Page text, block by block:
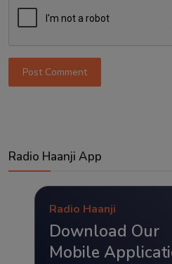
Post Comment
Radio Haanji App
Radio Haanji
Download Our
Mobile